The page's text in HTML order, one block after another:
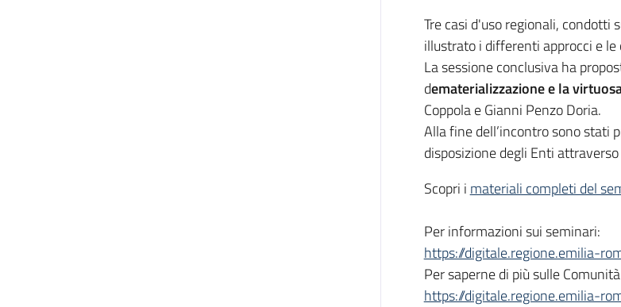
Tre casi d'uso regionali, condotti
illustrato i differenti approcci e
La sessione conclusiva ha
dematerializzazione e la
Coppola e Gianni Penzo Doria.
Alla fine dell’incontro sono stati
disposizione degli Enti attraverso
Scopri i materiali completi del
Per informazioni sui seminari:
https://digitale.regione.emilia-
Per saperne di più sulle
https://digitale.regione.emilia-